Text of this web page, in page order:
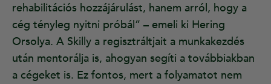
rehabilitációs hozzájárulást, hanem arról, hogy a
cég tényleg nyitni próbál” – emeli ki Hering
Orsolya. A Skilly a regisztráltjait a munkakezdés
után mentorálja is, ahogyan segíti a továbbiakban
a cégeket is. Ez fontos, mert a folyamatot nem